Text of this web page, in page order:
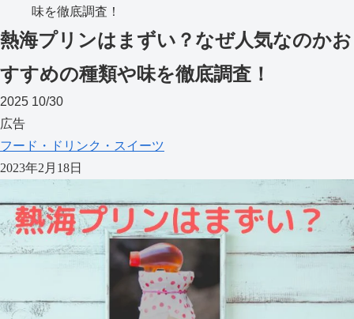
味を徹底調査！
熱海プリンはまずい？なぜ人気なのかお
すすめの種類や味を徹底調査！
2025 10/30
広告
フード・ドリンク・スイーツ
2023年2月18日